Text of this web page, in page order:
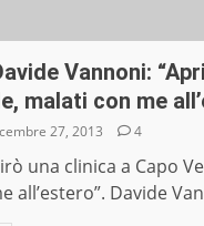
Vannoni:
malati con me
27, 2013 4
una clinica a Capo
all’estero”. Davide